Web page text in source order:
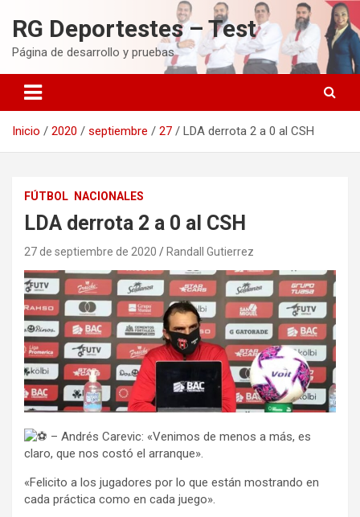
contenido
RG Deportestes – Test
Página de desarrollo y pruebas
Inicio 2020 septiembre 27 LDA derrota 2 a 0 al CSH
FÚTBOL NACIONALES
LDA derrota 2 a 0 al CSH
27 de septiembre de 2020 Randall Gutierrez
– Andrés Carevic: «Venimos de menos a más, es
claro, que nos costó el arranque».
«Felicito a los jugadores por lo que están mostrando en
cada práctica como en cada juego».